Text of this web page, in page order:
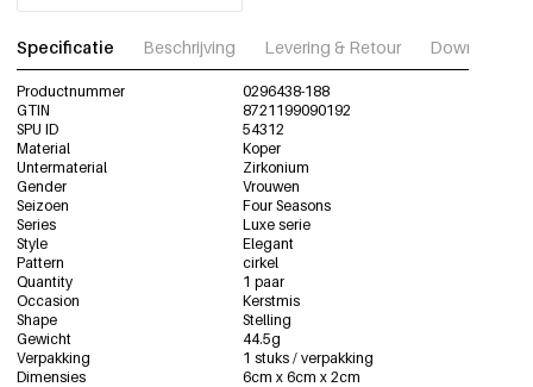
Specificatie Beschrijving Levering & Retour Download
Productnummer
0296438-188
GTIN
8721199090192
SPU ID
54312
Material
Koper
Untermaterial
Zirkonium
Gender
Vrouwen
Seizoen
Four Seasons
Series
Luxe serie
Style
Elegant
Pattern
cirkel
Quantity
1 paar
Occasion
Kerstmis
Shape
Stelling
Gewicht
44.5g
Verpakking
1 stuks / verpakking
Dimensies
6cm x 6cm x 2cm